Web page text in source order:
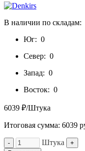
В наличии по складам:
Юг: 0
Север: 0
Запад: 0
Восток: 0
6039 ₽/Штука
Итоговая сумма: 6039
- Штука
+